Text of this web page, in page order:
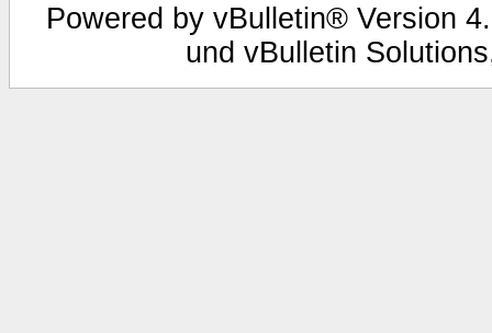
Powered by vBulletin® Version
und vBulletin